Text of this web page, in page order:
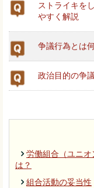
ストライキを
やすく解説
争議行為とは
政治目的の争
労働組合（ユニオ
は？
組合活動の妥当性